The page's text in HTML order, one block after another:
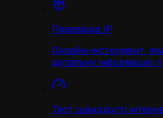
Перевірка IP
Онлайн-інструмент,
детальну інформацію
Тест швидкості